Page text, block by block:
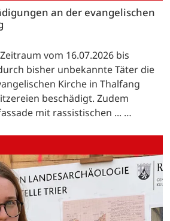
an der evangelischen
vom 16.07.2026 bis
bisher unbekannte Täter die
Kirche in Thalfang
beschädigt. Zudem
mit rassistischen ... …